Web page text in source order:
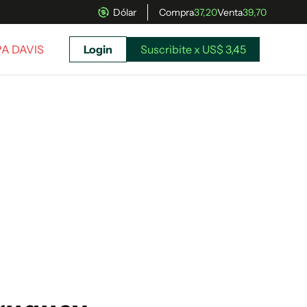
Dólar Compra37,20Venta39,70
DAVIS Login Suscribite x US$ 3,45